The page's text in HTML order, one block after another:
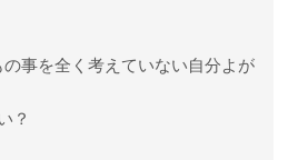
事を全く考えていない自分よが
？